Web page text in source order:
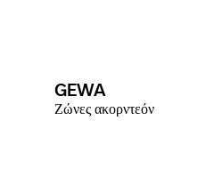
GEWA
Ζώνες ακορντεόν